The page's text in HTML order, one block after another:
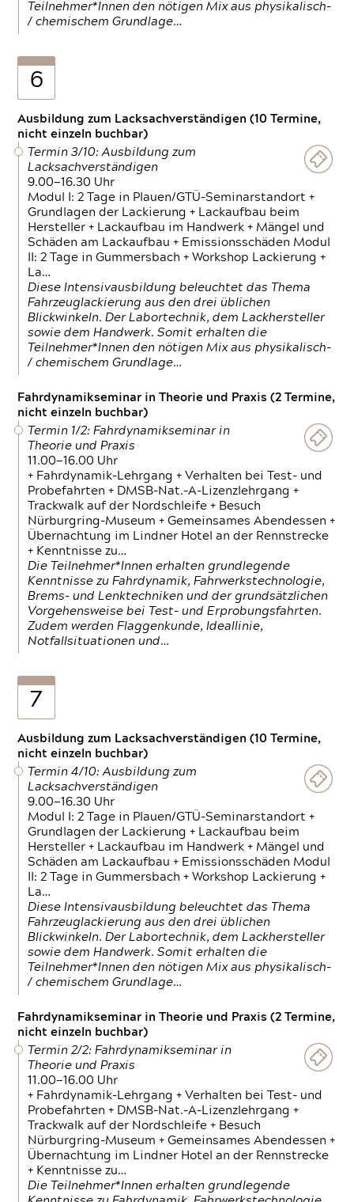
Teilnehmer*Innen den nötigen Mix aus physikalisch-
/ chemischem Grundlage…
6
Ausbildung zum Lacksachverständigen (10 Termine,
nicht einzeln buchbar)
Termin 3/10: Ausbildung zum
Lacksachverständigen
9.00—16.30 Uhr
Modul I: 2 Tage in Plauen/GTÜ-Seminarstandort +
Grundlagen der Lackierung + Lackaufbau beim
Hersteller + Lackaufbau im Handwerk + Mängel und
Schäden am Lackaufbau + Emissionsschäden Modul
II: 2 Tage in Gummersbach + Workshop Lackierung +
La…
Diese Intensivausbildung beleuchtet das Thema
Fahrzeuglackierung aus den drei üblichen
Blickwinkeln. Der Labortechnik, dem Lackhersteller
sowie dem Handwerk. Somit erhalten die
Teilnehmer*Innen den nötigen Mix aus physikalisch-
/ chemischem Grundlage…
Fahrdynamikseminar in Theorie und Praxis (2 Termine,
nicht einzeln buchbar)
Termin 1/2: Fahrdynamikseminar in
Theorie und Praxis
11.00—16.00 Uhr
+ Fahrdynamik-Lehrgang + Verhalten bei Test- und
Probefahrten + DMSB-Nat.-A-Lizenzlehrgang +
Trackwalk auf der Nordschleife + Besuch
Nürburgring-Museum + Gemeinsames Abendessen +
Übernachtung im Lindner Hotel an der Rennstrecke
+ Kenntnisse zu…
Die Teilnehmer*Innen erhalten grundlegende
Kenntnisse zu Fahrdynamik, Fahrwerkstechnologie,
Brems- und Lenktechniken und der grundsätzlichen
Vorgehensweise bei Test- und Erprobungsfahrten.
Zudem werden Flaggenkunde, Ideallinie,
Notfallsituationen und…
7
Ausbildung zum Lacksachverständigen (10 Termine,
nicht einzeln buchbar)
Termin 4/10: Ausbildung zum
Lacksachverständigen
9.00—16.30 Uhr
Modul I: 2 Tage in Plauen/GTÜ-Seminarstandort +
Grundlagen der Lackierung + Lackaufbau beim
Hersteller + Lackaufbau im Handwerk + Mängel und
Schäden am Lackaufbau + Emissionsschäden Modul
II: 2 Tage in Gummersbach + Workshop Lackierung +
La…
Diese Intensivausbildung beleuchtet das Thema
Fahrzeuglackierung aus den drei üblichen
Blickwinkeln. Der Labortechnik, dem Lackhersteller
sowie dem Handwerk. Somit erhalten die
Teilnehmer*Innen den nötigen Mix aus physikalisch-
/ chemischem Grundlage…
Fahrdynamikseminar in Theorie und Praxis (2 Termine,
nicht einzeln buchbar)
Termin 2/2: Fahrdynamikseminar in
Theorie und Praxis
11.00—16.00 Uhr
+ Fahrdynamik-Lehrgang + Verhalten bei Test- und
Probefahrten + DMSB-Nat.-A-Lizenzlehrgang +
Trackwalk auf der Nordschleife + Besuch
Nürburgring-Museum + Gemeinsames Abendessen +
Übernachtung im Lindner Hotel an der Rennstrecke
+ Kenntnisse zu…
Die Teilnehmer*Innen erhalten grundlegende